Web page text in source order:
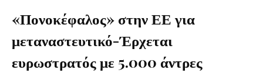
«Πονοκέφαλος» στην ΕΕ για
μεταναστευτικό-Έρχεται
ευρωστρατός με 5.000 άντρες